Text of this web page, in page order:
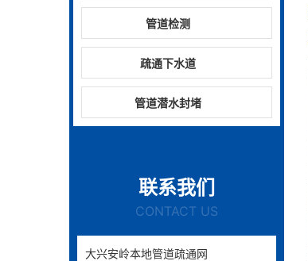
管道检测
疏通下水道
管道潜水封堵
联系我们
CONTACT US
大兴安岭本地管道疏通网